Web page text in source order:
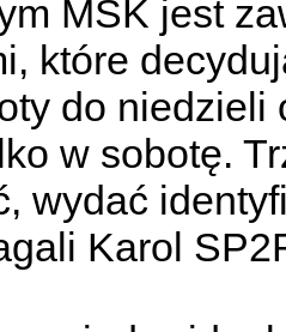
MSK jest
które
do
w sobotę.
wydać
Karol